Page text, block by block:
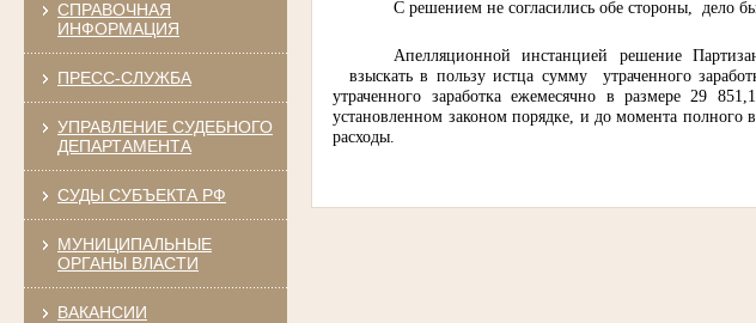
СПРАВОЧНАЯ
ИНФОРМАЦИЯ
ПРЕСС-СЛУЖБА
УПРАВЛЕНИЕ СУДЕБНОГО
ДЕПАРТАМЕНТА
СУДЫ СУБЪЕКТА РФ
МУНИЦИПАЛЬНЫЕ
ОРГАНЫ ВЛАСТИ
ВАКАНСИИ
С решением не согласились обе стороны, дело
Апелляционной инстанцией решение
взыскать в пользу истца сумму
утраченного
утраченного заработка ежемесячно в размере 29
установленном законом порядке, и до момента полного
расходы.